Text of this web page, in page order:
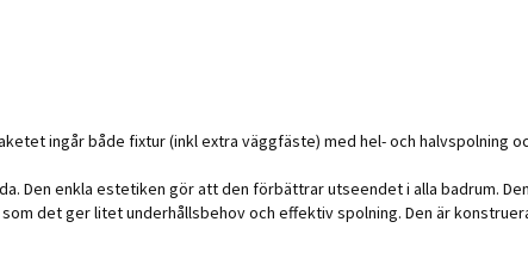
ingår både fixtur (inkl extra väggfäste) med hel- och halvspolning
Den enkla estetiken gör att den förbättrar utseendet i alla badrum.
det ger litet underhållsbehov och effektiv spolning. Den är